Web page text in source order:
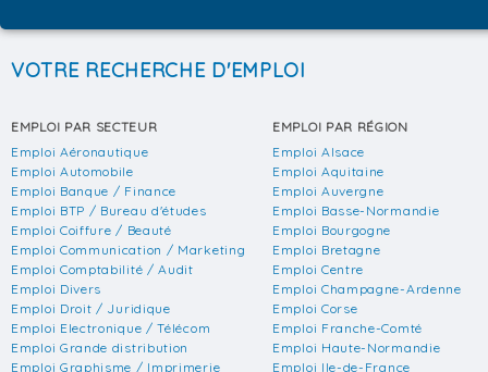
VOTRE RECHERCHE D'EMPLOI
EMPLOI PAR SECTEUR
Emploi Aéronautique
Emploi Automobile
Emploi Banque / Finance
Emploi BTP / Bureau d'études
Emploi Coiffure / Beauté
Emploi Communication / Marketing
Emploi Comptabilité / Audit
Emploi Divers
Emploi Droit / Juridique
Emploi Electronique / Télécom
Emploi Grande distribution
Emploi Graphisme / Imprimerie
EMPLOI PAR RÉGION
Emploi Alsace
Emploi Aquitaine
Emploi Auvergne
Emploi Basse-Normandie
Emploi Bourgogne
Emploi Bretagne
Emploi Centre
Emploi Champagne-Ardenne
Emploi Corse
Emploi Franche-Comté
Emploi Haute-Normandie
Emploi Ile-de-France